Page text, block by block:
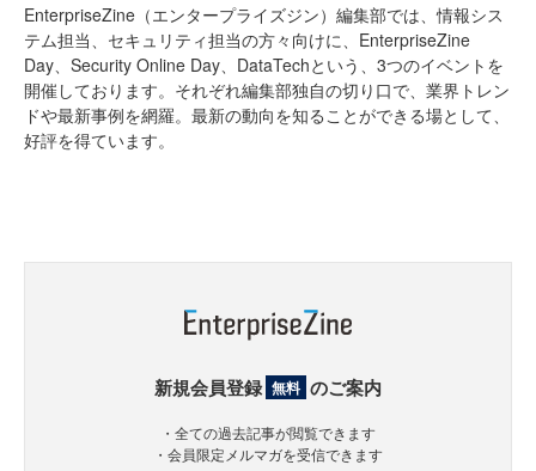
EnterpriseZine（エンタープライズジン）編集部では、情報シス
テム担当、セキュリティ担当の方々向けに、EnterpriseZine
Day、Security Online Day、DataTechという、3つのイベントを
開催しております。それぞれ編集部独自の切り口で、業界トレン
ドや最新事例を網羅。最新の動向を知ることができる場として、
好評を得ています。
新規会員登録 無料 のご案内
・全ての過去記事が閲覧できます
・会員限定メルマガを受信できます